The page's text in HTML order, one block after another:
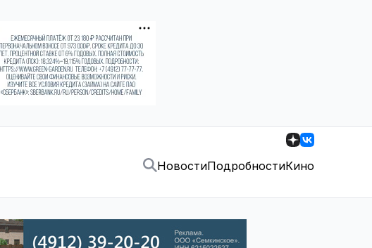
НовостиПодробностиКино